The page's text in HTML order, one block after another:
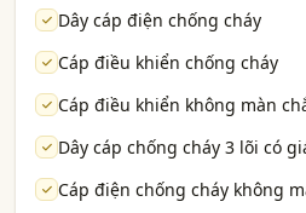
Dây cáp điện chống cháy
Cáp điều khiển chống cháy
Cáp điều khiển không màn
Dây cáp chống cháy 3 lõi có
Cáp điện chống cháy không